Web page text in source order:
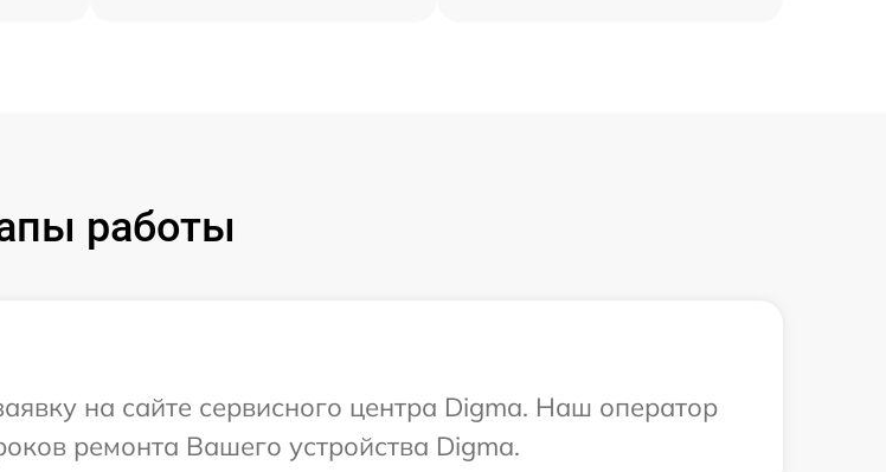
работы
на сайте сервисного центра Digma. Наш оператор
ремонта Вашего устройства Digma.